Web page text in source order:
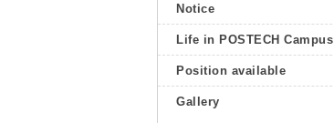
Notice
Life in POSTECH Campus
Position available
Gallery